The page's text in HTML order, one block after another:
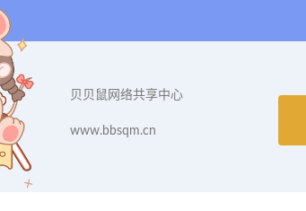
贝贝鼠网络共享中心
www.bbsqm.cn